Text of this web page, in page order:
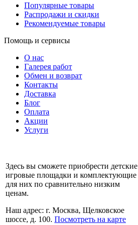
Популярные товары
Распродажи и скидки
Рекомендуемые товары
Помощь и сервисы
О нас
Галерея работ
Обмен и возврат
Контакты
Доставка
Блог
Оплата
Акции
Услуги
Здесь вы сможете приобрести детские
игровые площадки и комплектующие
для них по сравнительно низким
ценам.
Наш адрес: г. Москва, Щелковское
шоссе, д. 100. Посмотреть на карте